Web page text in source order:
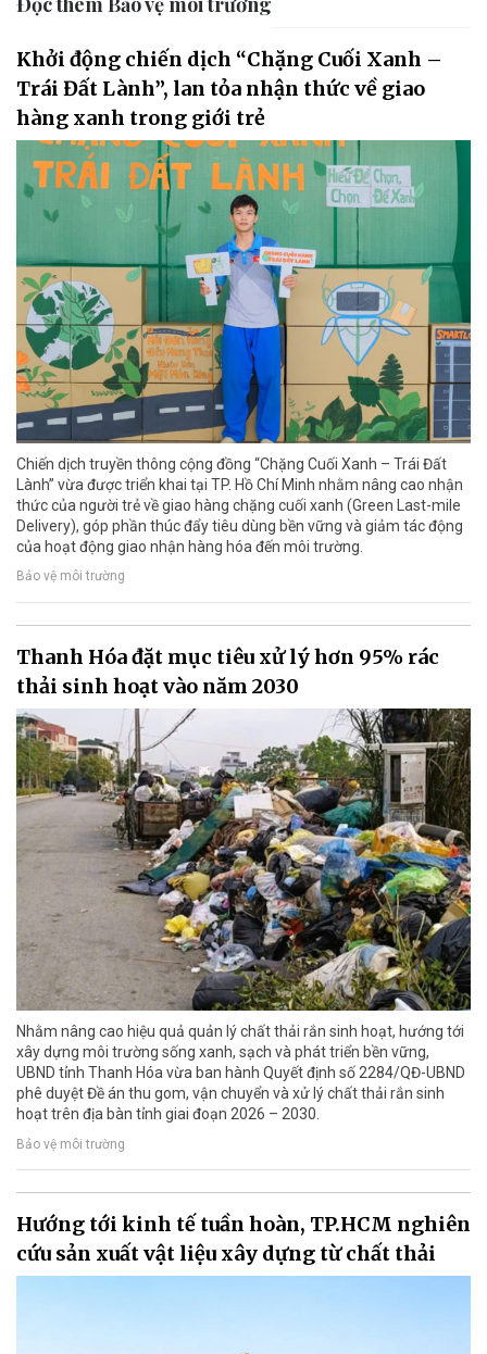
Khởi động chiến dịch “Chặng Cuối Xanh –
Trái Đất Lành”, lan tỏa nhận thức về giao
hàng xanh trong giới trẻ
Chiến dịch truyền thông cộng đồng “Chặng Cuối Xanh – Trái Đất
Lành” vừa được triển khai tại TP. Hồ Chí Minh nhằm nâng cao nhận
thức của người trẻ về giao hàng chặng cuối xanh (Green Last-mile
Delivery), góp phần thúc đẩy tiêu dùng bền vững và giảm tác động
của hoạt động giao nhận hàng hóa đến môi trường.
Bảo vệ môi trường
Thanh Hóa đặt mục tiêu xử lý hơn 95% rác
thải sinh hoạt vào năm 2030
Nhằm nâng cao hiệu quả quản lý chất thải rắn sinh hoạt, hướng tới
xây dựng môi trường sống xanh, sạch và phát triển bền vững,
UBND tỉnh Thanh Hóa vừa ban hành Quyết định số 2284/QĐ-UBND
phê duyệt Đề án thu gom, vận chuyển và xử lý chất thải rắn sinh
hoạt trên địa bàn tỉnh giai đoạn 2026 – 2030.
Bảo vệ môi trường
Hướng tới kinh tế tuần hoàn, TP.HCM nghiên
cứu sản xuất vật liệu xây dựng từ chất thải